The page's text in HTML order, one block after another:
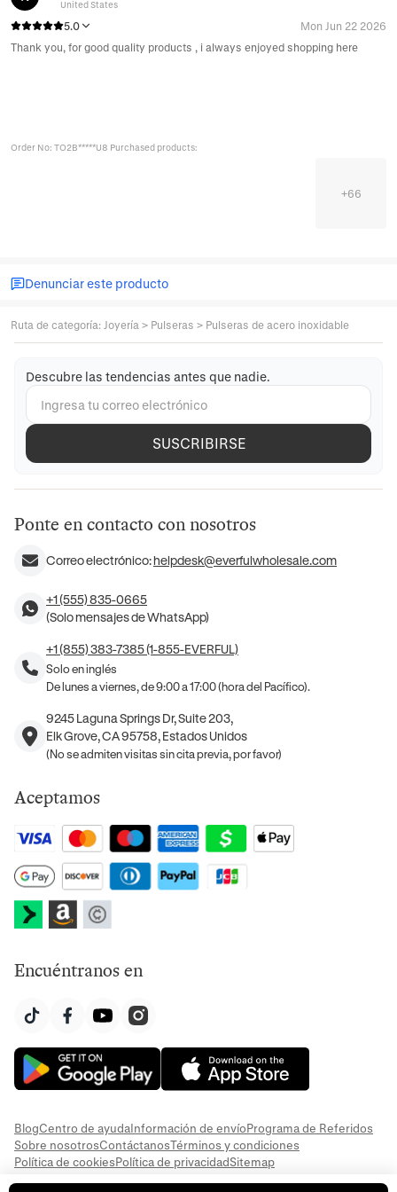
United States
5.0
Mon Jun 22 2026
Thank you, for good quality products , i always enjoyed shopping here
Order No: TO2B*****U8 Purchased products:
+66
Denunciar este producto
Ruta de categoría: Joyería > Pulseras > Pulseras de acero inoxidable
Descubre las tendencias antes que nadie.
SUSCRIBIRSE
Ponte en contacto con nosotros
Correo electrónico:helpdesk@everfulwholesale.com
+1 (555) 835-0665
(Solo mensajes de WhatsApp)
+1 (855) 383-7385 (1-855-EVERFUL)
Solo en inglés
De lunes a viernes, de 9:00 a 17:00 (hora del Pacífico).
9245 Laguna Springs Dr, Suite 203,
Elk Grove, CA 95758, Estados Unidos
(No se admiten visitas sin cita previa, por favor)
Aceptamos
Encuéntranos en
BlogCentro de ayudaInformación de envíoPrograma de Referidos
Sobre nosotrosContáctanosTérminos y condiciones
Política de cookiesPolítica de privacidadSitemap